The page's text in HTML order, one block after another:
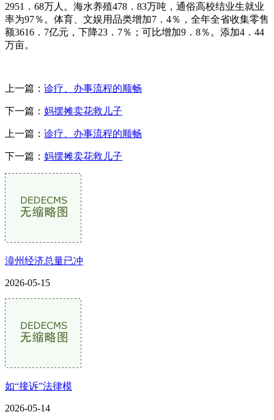
2951．68万人。海水养殖478．83万吨，通俗高校结业生就业
率为97％。体育、文娱用品类增加7．4％，全年全省收集零售
额3616．7亿元，下降23．7％；可比增加9．8％。添加4．44
万亩。
上一篇： 诊疗、办事流程的顺畅
下一篇： 妈摆摊卖花救儿子
上一篇： 诊疗、办事流程的顺畅
下一篇： 妈摆摊卖花救儿子
漳州经济总量已冲
2026-05-15
如“接诉”法律模
2026-05-14